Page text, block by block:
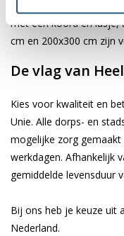
met een koord en lusje,
cm en 200x300 cm zijn
De vlag van
Kies voor kwaliteit en
Unie. Alle dorps- en
mogelijke zorg
werkdagen. Afhankelijk
gemiddelde levensduur
Bij ons heb je keuze uit
Nederland.